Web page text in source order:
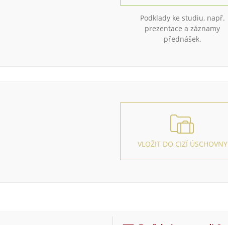
Podklady ke studiu, např.
prezentace a záznamy
přednášek.
VLOŽIT DO CIZÍ ÚSCHOVNY